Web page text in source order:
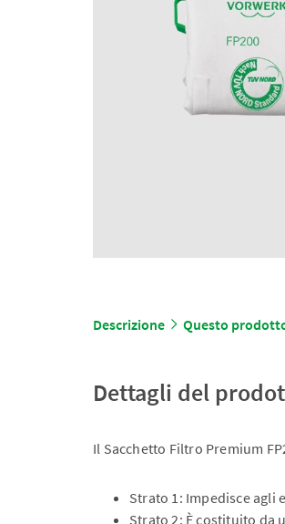
Descrizione Questo
Dettagli del
Il Sacchetto Filtro Premium
Strato 1: Impedisce
Strato 2: È costituito da